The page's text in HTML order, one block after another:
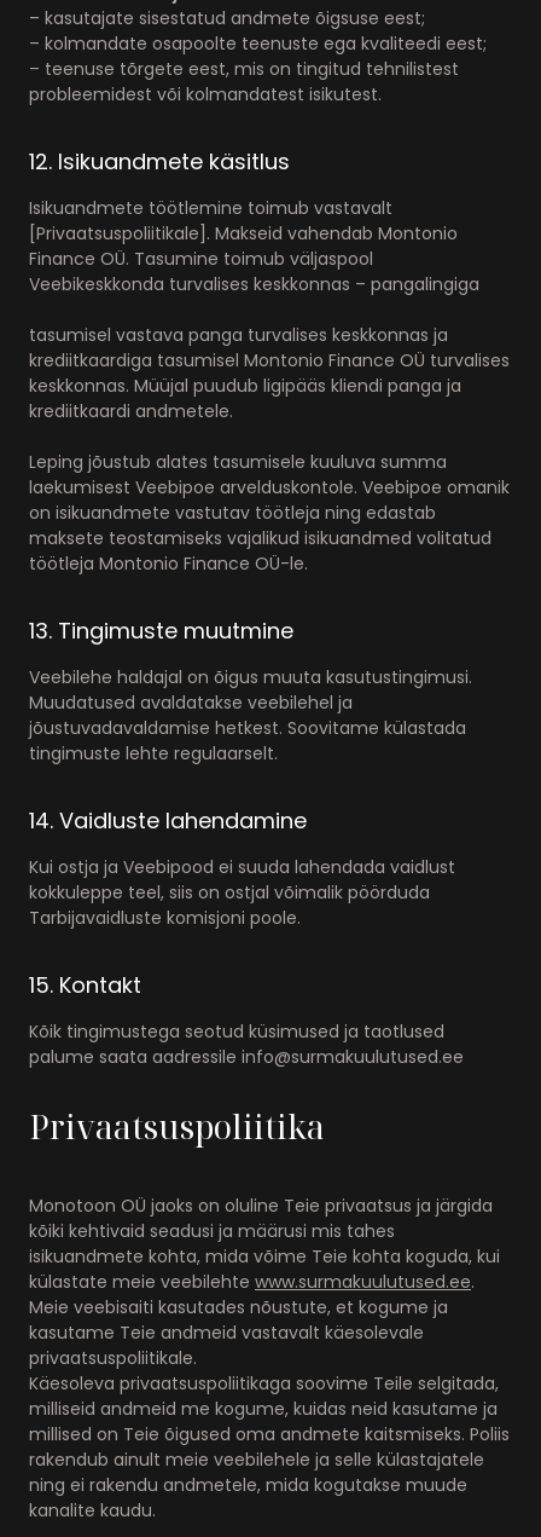
– kasutajate sisestatud andmete õigsuse eest;
– kolmandate osapoolte teenuste ega kvaliteedi eest;
– teenuse tõrgete eest, mis on tingitud tehnilistest
probleemidest või kolmandatest isikutest.
12. Isikuandmete käsitlus
Isikuandmete töötlemine toimub vastavalt
[Privaatsuspoliitikale]. Makseid vahendab Montonio
Finance OÜ. Tasumine toimub väljaspool
Veebikeskkonda turvalises keskkonnas – pangalingiga
tasumisel vastava panga turvalises keskkonnas ja
krediitkaardiga tasumisel Montonio Finance OÜ turvalises
keskkonnas. Müüjal puudub ligipääs kliendi panga ja
krediitkaardi andmetele.
Leping jõustub alates tasumisele kuuluva summa
laekumisest Veebipoe arvelduskontole. Veebipoe omanik
on isikuandmete vastutav töötleja ning edastab
maksete teostamiseks vajalikud isikuandmed volitatud
töötleja Montonio Finance OÜ-le.
13. Tingimuste muutmine
Veebilehe haldajal on õigus muuta kasutustingimusi.
Muudatused avaldatakse veebilehel ja
jõustuvadavaldamise hetkest. Soovitame külastada
tingimuste lehte regulaarselt.
14. Vaidluste lahendamine
Kui ostja ja Veebipood ei suuda lahendada vaidlust
kokkuleppe teel, siis on ostjal võimalik pöörduda
Tarbijavaidluste komisjoni poole.
15. Kontakt
Kõik tingimustega seotud küsimused ja taotlused
palume saata aadressile info@surmakuulutused.ee
Privaatsuspoliitika
Monotoon OÜ jaoks on oluline Teie privaatsus ja järgida
kõiki kehtivaid seadusi ja määrusi mis tahes
isikuandmete kohta, mida võime Teie kohta koguda, kui
külastate meie veebilehte www.surmakuulutused.ee.
Meie veebisaiti kasutades nõustute, et kogume ja
kasutame Teie andmeid vastavalt käesolevale
privaatsuspoliitikale.
Käesoleva privaatsuspoliitikaga soovime Teile selgitada,
milliseid andmeid me kogume, kuidas neid kasutame ja
millised on Teie õigused oma andmete kaitsmiseks. Poliis
rakendub ainult meie veebilehele ja selle külastajatele
ning ei rakendu andmetele, mida kogutakse muude
kanalite kaudu.